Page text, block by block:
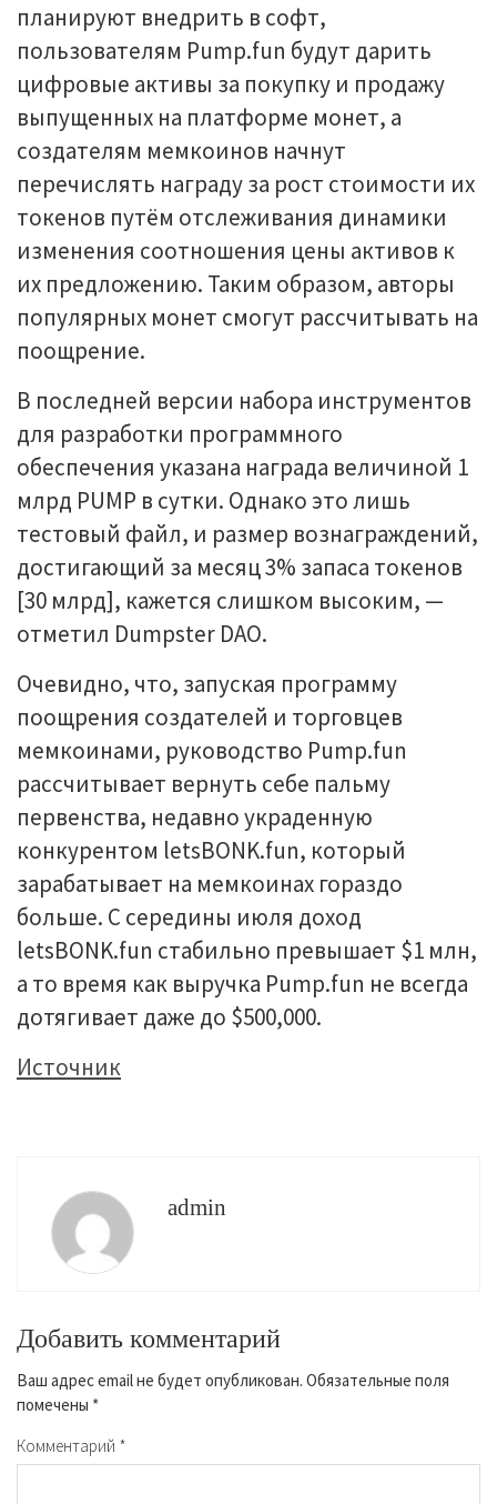
планируют внедрить в софт,
пользователям Pump.fun будут дарить
цифровые активы за покупку и продажу
выпущенных на платформе монет, а
создателям мемкоинов начнут
перечислять награду за рост стоимости их
токенов путём отслеживания динамики
изменения соотношения цены активов к
их предложению. Таким образом, авторы
популярных монет смогут рассчитывать на
поощрение.
В последней версии набора инструментов
для разработки программного
обеспечения указана награда величиной 1
млрд PUMP в сутки. Однако это лишь
тестовый файл, и размер вознаграждений,
достигающий за месяц 3% запаса токенов
[30 млрд], кажется слишком высоким, —
отметил Dumpster DAO.
Очевидно, что, запуская программу
поощрения создателей и торговцев
мемкоинами, руководство Pump.fun
рассчитывает вернуть себе пальму
первенства, недавно украденную
конкурентом letsBONK.fun, который
зарабатывает на мемкоинах гораздо
больше. С середины июля доход
letsBONK.fun стабильно превышает $1 млн,
а то время как выручка Pump.fun не всегда
дотягивает даже до $500,000.
Источник
admin
Добавить комментарий
Ваш адрес email не будет опубликован. Обязательные поля
помечены *
Комментарий *